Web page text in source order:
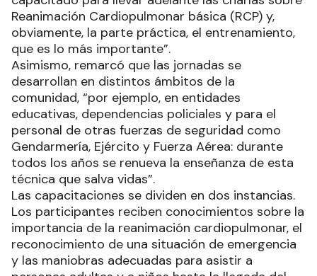
Reanimación Cardiopulmonar básica (RCP) y,
obviamente, la parte práctica, el entrenamiento,
que es lo más importante”.
Asimismo, remarcó que las jornadas se
desarrollan en distintos ámbitos de la
comunidad, “por ejemplo, en entidades
educativas, dependencias policiales y para el
personal de otras fuerzas de seguridad como
Gendarmería, Ejército y Fuerza Aérea: durante
todos los años se renueva la enseñanza de esta
técnica que salva vidas”.
Las capacitaciones se dividen en dos instancias.
Los participantes reciben conocimientos sobre la
importancia de la reanimación cardiopulmonar, el
reconocimiento de una situación de emergencia
y las maniobras adecuadas para asistir a